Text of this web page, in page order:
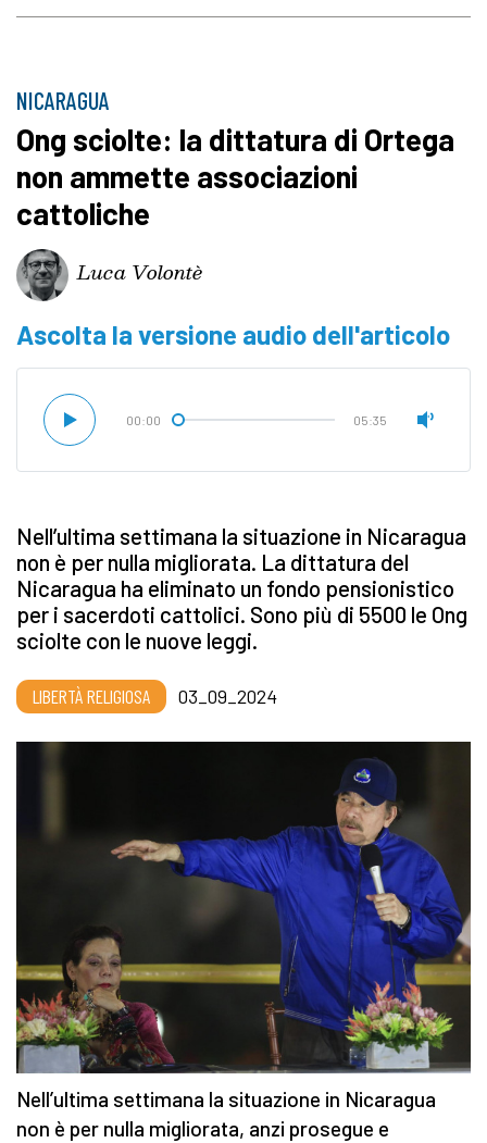
NICARAGUA
Ong sciolte: la dittatura di Ortega
non ammette associazioni
cattoliche
Luca Volontè
Ascolta la versione audio dell'articolo
00:00 05:35
Nell’ultima settimana la situazione in Nicaragua
non è per nulla migliorata. La dittatura del
Nicaragua ha eliminato un fondo pensionistico
per i sacerdoti cattolici. Sono più di 5500 le Ong
sciolte con le nuove leggi.
LIBERTÀ RELIGIOSA 03_09_2024
Nell’ultima settimana la situazione in Nicaragua
non è per nulla migliorata, anzi prosegue e